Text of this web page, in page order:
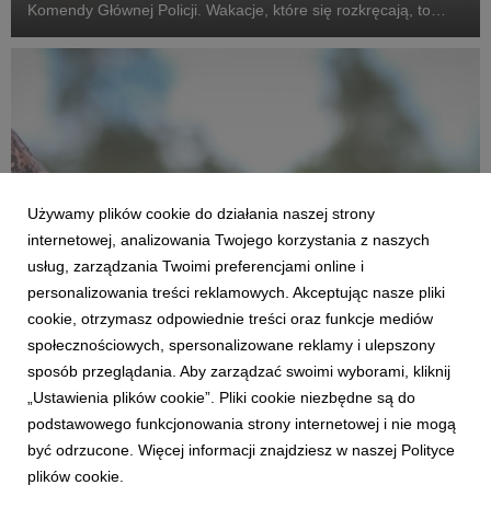
Komendy Głównej Policji. Wakacje, które się rozkręcają, to
narażeni są szczególnie najmłodsi. Eks...
AKTUALNOŚCI
Przeszkody na trasie czy w głowie? Już w
sobotę bieg OCR w Tarnobrzegu
15 lipca 2026
W najbliższą sobotę nad Jeziorem Tarnobrzeskim, młodsi i
starsi zawodnicy wystartują w różnych odsłonach biegu z
przeszkodami, którego trasa przebiegać będzie m.in. przez
Używamy plików cookie do działania naszej strony
internetowej, analizowania Twojego korzystania z naszych
usług, zarządzania Twoimi preferencjami online i
personalizowania treści reklamowych. Akceptując nasze pliki
cookie, otrzymasz odpowiednie treści oraz funkcje mediów
społecznościowych, spersonalizowane reklamy i ulepszony
sposób przeglądania. Aby zarządzać swoimi wyborami, kliknij
„Ustawienia plików cookie”. Pliki cookie niezbędne są do
podstawowego funkcjonowania strony internetowej i nie mogą
być odrzucone. Więcej informacji znajdziesz w naszej Polityce
plików cookie.